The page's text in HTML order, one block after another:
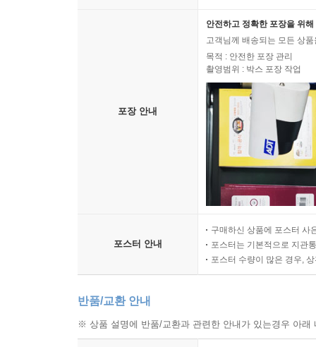
포장 안내
안전하고 정확한 포장을 위
고객님께 배송되는 모든 상
목적 : 안전한 포장 관리
촬영범위 : 박스 포장 작업
포스터 안내
구매하신 상품에 포스터 사
포스터는 기본적으로 지관
포스터 수량이 많은 경우,
반품/교환 안내
※ 상품 설명에 반품/교환과 관련한 안내가 있는경우 아